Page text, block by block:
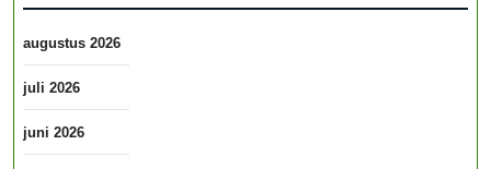
augustus 2026
juli 2026
juni 2026